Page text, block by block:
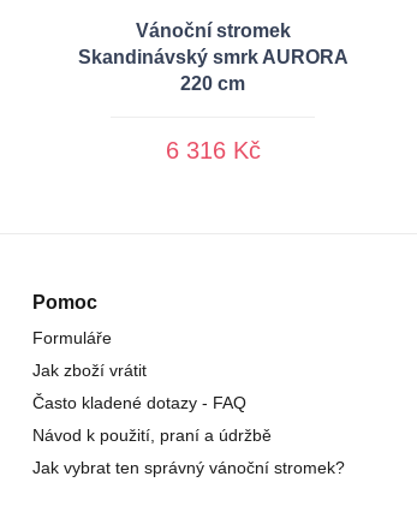
Vánoční stromek
Skandinávský smrk AURORA
220 cm
6 316 Kč
Pomoc
Formuláře
Jak zboží vrátit
Často kladené dotazy - FAQ
Návod k použití, praní a údržbě
Jak vybrat ten správný vánoční stromek?